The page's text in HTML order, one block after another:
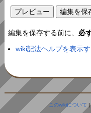
編集を保存する前に、 必
wiki記法ヘルプを表示す
このwikiについて |